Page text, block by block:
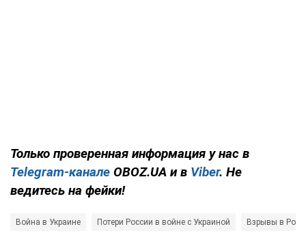
Только проверенная информация у нас в
Telegram-канале OBOZ.UA и в Viber. Не
ведитесь на фейки!
Война в Украине Потери России в войне с Украиной Взрывы в